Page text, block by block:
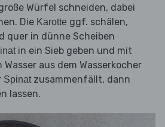
Würfel schneiden, dabei
Die Karotte ggf. schälen,
quer in dünne Scheiben
in ein Sieb geben und mit
aus dem Wasserkocher
Spinatzusammenfällt, dann
lassen.